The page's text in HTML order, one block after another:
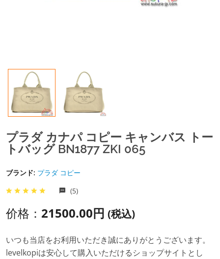
プラダ カナパ コピー キャンバス トー
トバッグ BN1877 ZKI 065
ブランド: プラダ コピー
(5)
价格： 21500.00円 (税込)
いつも当店をお利用いただき誠にありがとうございます。
levelkopiは安心して購入いただけるショップサイトとし